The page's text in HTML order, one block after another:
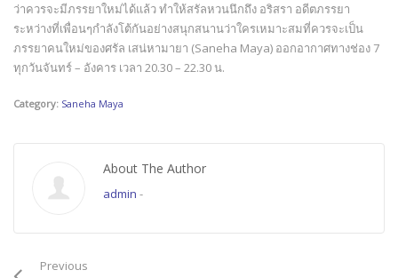
ว่าควรจะมีภรรยาใหม่ได้แล้ว ทำให้สรัลหวนนึกถึง อริสรา อดีตภรรยา
ระหว่างที่เพื่อนๆกำลังโต้กันอย่างสนุกสนานว่าใครเหมาะสมที่ควรจะเป็น
ภรรยาคนใหม่ของศรัล เสน่หามายา (Saneha Maya) ออกอากาศทางช่อง 7
ทุกวันจันทร์ – อังคาร เวลา 20.30 – 22.30 น.
Category: Saneha Maya
About The Author
admin -
Previous